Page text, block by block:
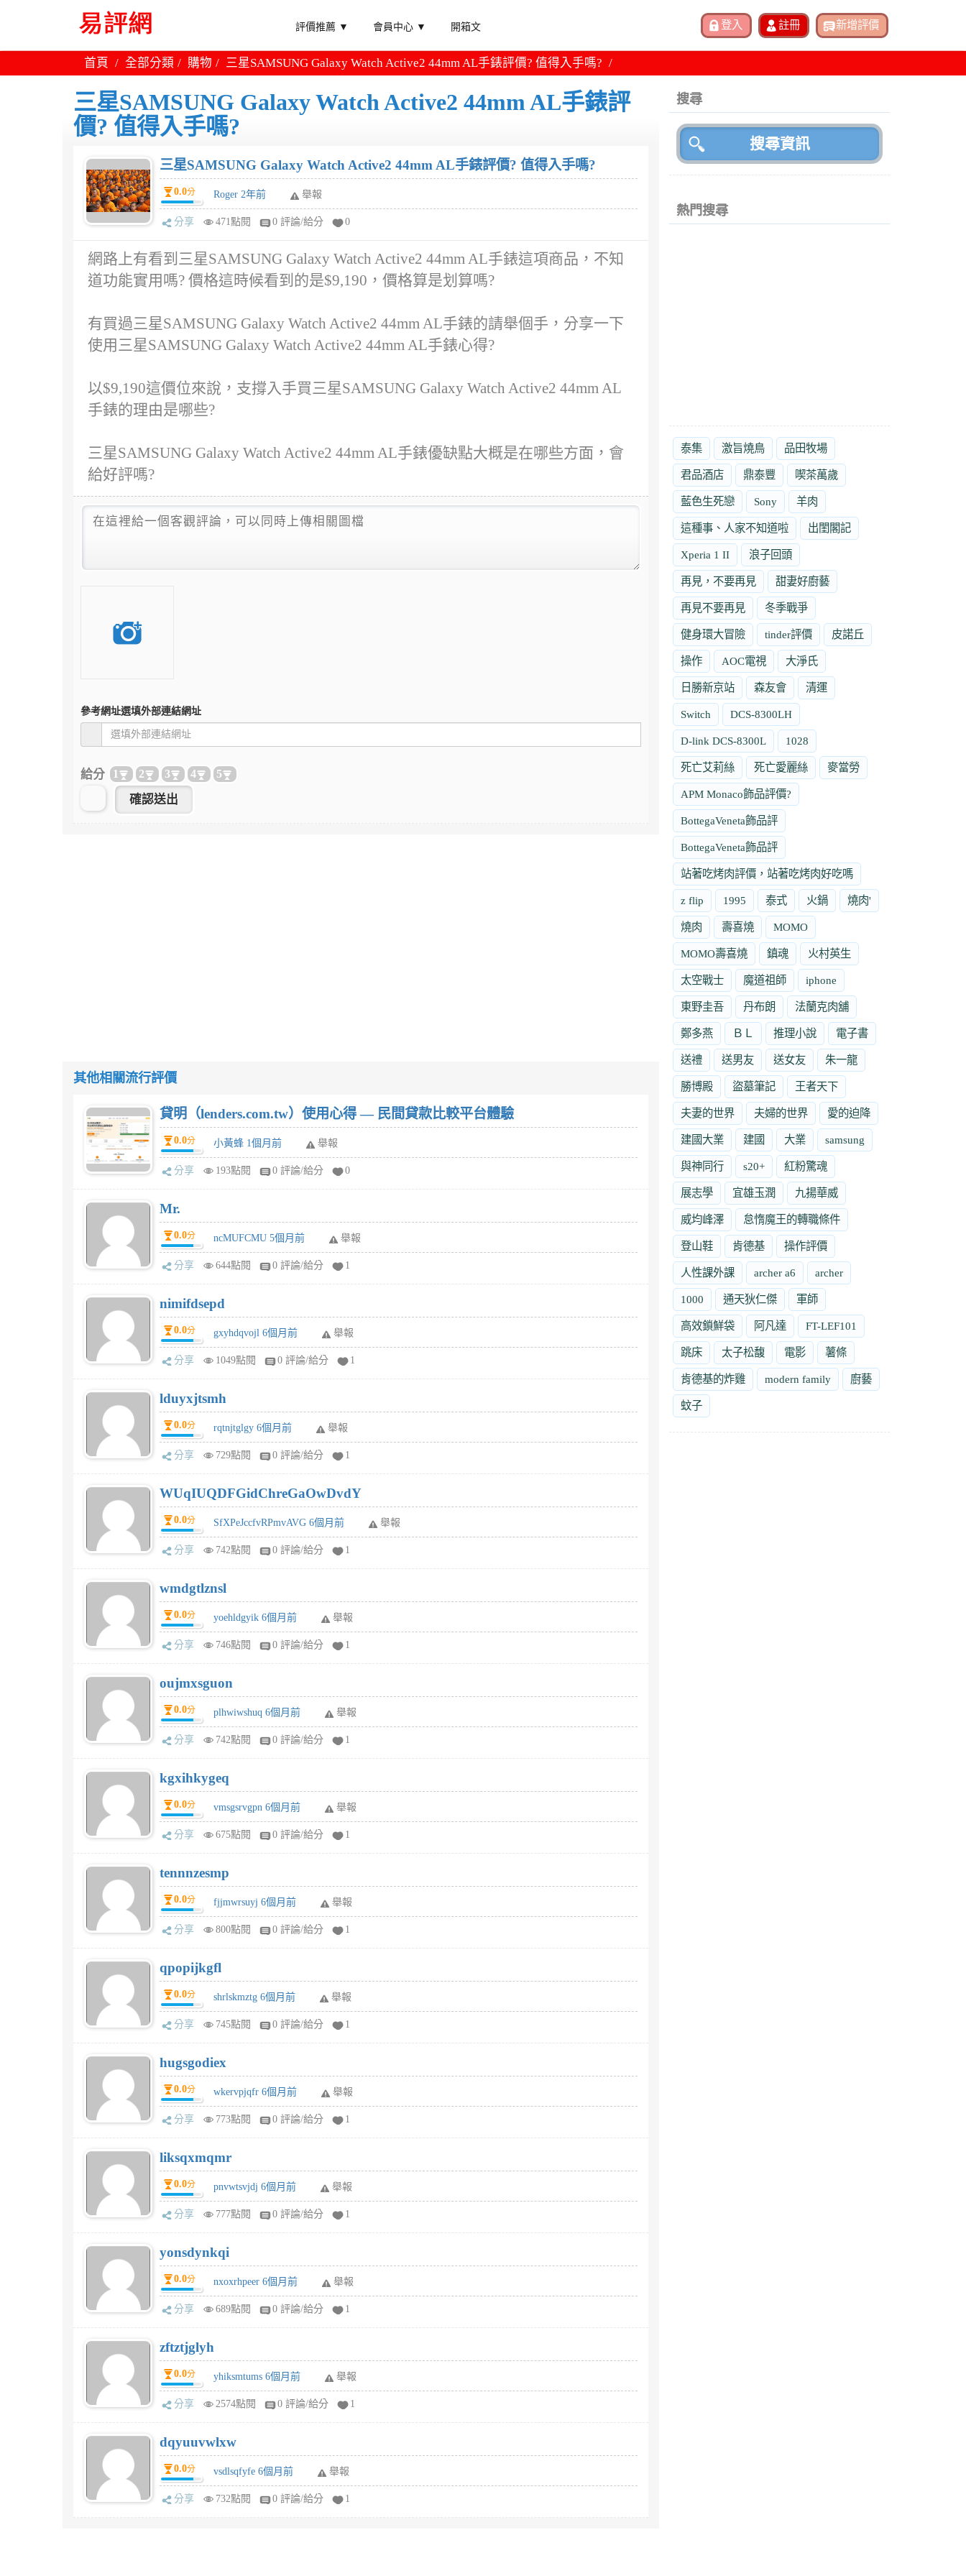
評價推薦 ▼ 會員中心 ▼ 開箱文
首頁 全部分類 購物 三星SAMSUNG Galaxy Watch Active2 44mm AL手錶評價? 值得入手嗎?
三星SAMSUNG Galaxy Watch Active2 44mm AL手錶評
價? 值得入手嗎?
三星SAMSUNG Galaxy Watch Active2 44mm AL手錶評價? 值得入手嗎?
0.0分 Roger 2年前 舉報
分享 471點閱 0 評論/給分 0
網路上有看到三星SAMSUNG Galaxy Watch Active2 44mm AL手錶這項商品，不知
道功能實用嗎? 價格這時候看到的是$9,190，價格算是划算嗎?
有買過三星SAMSUNG Galaxy Watch Active2 44mm AL手錶的請舉個手，分享一下
使用三星SAMSUNG Galaxy Watch Active2 44mm AL手錶心得?
以$9,190這價位來說，支撐入手買三星SAMSUNG Galaxy Watch Active2 44mm AL
手錶的理由是哪些?
三星SAMSUNG Galaxy Watch Active2 44mm AL手錶優缺點大概是在哪些方面，會
給好評嗎?
參考網址選填外部連結網址
給分 1 2 3 4 5
其他相關流行評價
貸明（lenders.com.tw）使用心得 — 民間貸款比較平台體驗
0.0分 小黃蜂 1個月前 舉報
分享 193點閱 0 評論/給分 0
Mr.
0.0分 ncMUFCMU 5個月前 舉報
分享 644點閱 0 評論/給分 1
nimifdsepd
0.0分 gxyhdqvojl 6個月前 舉報
分享 1049點閱 0 評論/給分 1
lduyxjtsmh
0.0分 rqtnjtglgy 6個月前 舉報
分享 729點閱 0 評論/給分 1
WUqIUQDFGidChreGaOwDvdY
0.0分 SfXPeJccfvRPmvAVG 6個月前 舉報
分享 742點閱 0 評論/給分 1
wmdgtlznsl
0.0分 yoehldgyik 6個月前 舉報
分享 746點閱 0 評論/給分 1
oujmxsguon
0.0分 plhwiwshuq 6個月前 舉報
分享 742點閱 0 評論/給分 1
kgxihkygeq
0.0分 vmsgsrvgpn 6個月前 舉報
分享 675點閱 0 評論/給分 1
tennnzesmp
0.0分 fjjmwrsuyj 6個月前 舉報
分享 800點閱 0 評論/給分 1
qpopijkgfl
0.0分 shrlskmztg 6個月前 舉報
分享 745點閱 0 評論/給分 1
hugsgodiex
0.0分 wkervpjqfr 6個月前 舉報
分享 773點閱 0 評論/給分 1
liksqxmqmr
0.0分 pnvwtsvjdj 6個月前 舉報
分享 777點閱 0 評論/給分 1
yonsdynkqi
0.0分 nxoxrhpeer 6個月前 舉報
分享 689點閱 0 評論/給分 1
zftztjglyh
0.0分 yhiksmtums 6個月前 舉報
分享 2574點閱 0 評論/給分 1
dqyuuvwlxw
0.0分 vsdlsqfyfe 6個月前 舉報
分享 732點閱 0 評論/給分 1
搜尋
熱門搜尋
泰集 激旨燒鳥 品田牧場
君品酒店 鼎泰豐 喫茶萬歲
藍色生死戀 Sony 羊肉
這種事、人家不知道啦 出閨閣記
Xperia 1 II 浪子回頭
再見，不要再見 甜妻好廚藝
再見不要再見 冬季戰爭
健身環大冒險 tinder評價 皮諾丘
操作 AOC電視 大淨氏
日勝新京站 森友會 清運
Switch DCS-8300LH
D-link DCS-8300L 1028
死亡艾莉絲 死亡愛麗絲 麥當勞
APM Monaco飾品評價?
BottegaVeneta飾品評
BottegaVeneta飾品評
站著吃烤肉評價，站著吃烤肉好吃嗎
z flip 1995 泰式 火鍋 燒肉'
燒肉 壽喜燒 MOMO
MOMO壽喜燒 鎮魂 火村英生
太空戰士 魔道祖師 iphone
東野圭吾 丹布朗 法蘭克肉舖
鄭多燕 ＢＬ 推理小說 電子書
送禮 送男友 送女友 朱一龍
勝博殿 盜墓筆記 王者天下
夫妻的世界 夫婦的世界 愛的迫降
建國大業 建國 大業 samsung
與神同行 s20+ 紅粉驚魂
展志學 宜雄玉潤 九揚華威
威均峰澤 怠惰魔王的轉職條件
登山鞋 肯德基 操作評價
人性課外課 archer a6 archer
1000 通天狄仁傑 軍師
高效鎖鮮袋 阿凡達 FT-LEF101
跳床 太子松馥 電影 薯條
肯德基的炸雞 modern family 廚藝
蚊子